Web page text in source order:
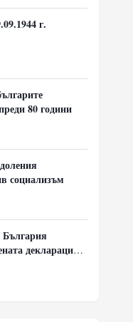
г.
80 години
социализъм
декларация,